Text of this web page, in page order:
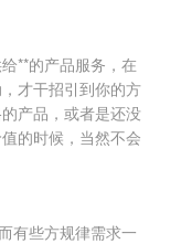
**的产品服务，在
才干招引到你的方
产品，或者是还没
的时候，当然不会
有些方规律需求一